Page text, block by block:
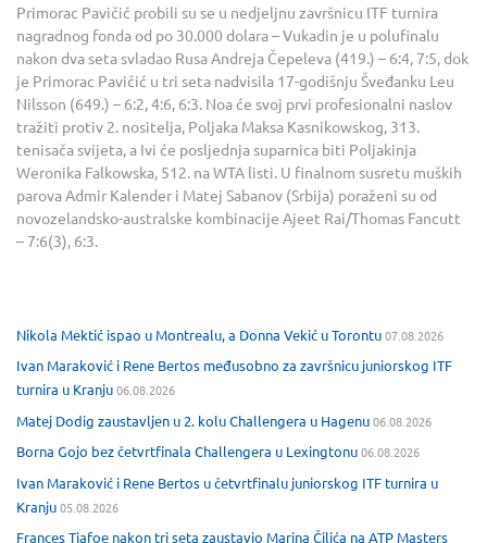
Primorac Pavičić probili su se u nedjeljnu završnicu ITF turnira
nagradnog fonda od po 30.000 dolara – Vukadin je u polufinalu
nakon dva seta svladao Rusa Andreja Čepeleva (419.) – 6:4, 7:5, dok
je Primorac Pavičić u tri seta nadvisila 17-godišnju Šveđanku Leu
Nilsson (649.) – 6:2, 4:6, 6:3. Noa će svoj prvi profesionalni naslov
tražiti protiv 2. nositelja, Poljaka Maksa Kasnikowskog, 313.
tenisača svijeta, a Ivi će posljednja suparnica biti Poljakinja
Weronika Falkowska, 512. na WTA listi. U finalnom susretu muških
parova Admir Kalender i Matej Sabanov (Srbija) poraženi su od
novozelandsko-australske kombinacije Ajeet Rai/Thomas Fancutt
– 7:6(3), 6:3.
Nikola Mektić ispao u Montrealu, a Donna Vekić u Torontu07.08.2026
Ivan Maraković i Rene Bertos međusobno za završnicu juniorskog ITF
turnira u Kranju06.08.2026
Matej Dodig zaustavljen u 2. kolu Challengera u Hagenu06.08.2026
Borna Gojo bez četvrtfinala Challengera u Lexingtonu06.08.2026
Ivan Maraković i Rene Bertos u četvrtfinalu juniorskog ITF turnira u
Kranju05.08.2026
Frances Tiafoe nakon tri seta zaustavio Marina Čilića na ATP Masters